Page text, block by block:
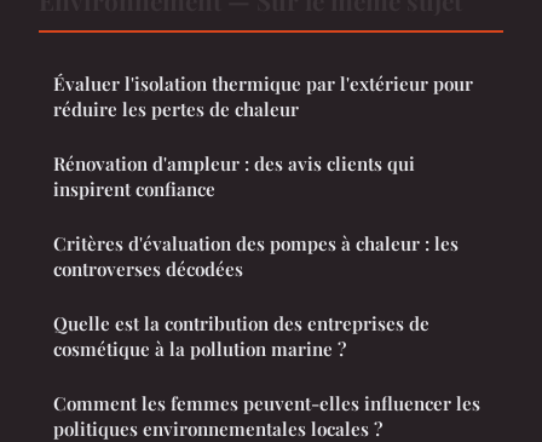
Évaluer l'isolation thermique par l'extérieur pour
réduire les pertes de chaleur
Rénovation d'ampleur : des avis clients qui
inspirent confiance
Critères d'évaluation des pompes à chaleur : les
controverses décodées
Quelle est la contribution des entreprises de
cosmétique à la pollution marine ?
Comment les femmes peuvent-elles influencer les
politiques environnementales locales ?